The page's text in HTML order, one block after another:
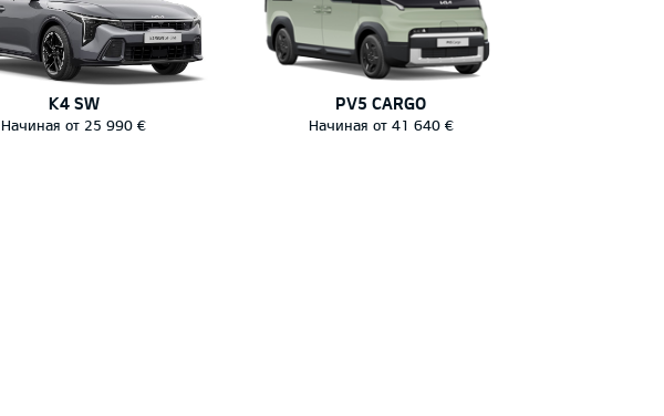
K4 SW
Начиная от 25 990 €
PV5 CARGO
Начиная от 41 640 €